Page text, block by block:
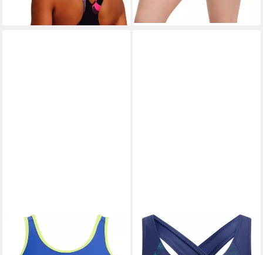
lieferbar - in 4-5 Werktagen bei dir